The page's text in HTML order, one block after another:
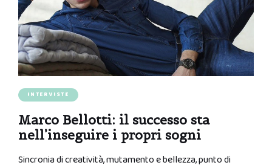
INTERVISTE
Marco Bellotti: il successo sta
nell’inseguire i propri sogni
Sincronia di creatività, mutamento e bellezza, punto di